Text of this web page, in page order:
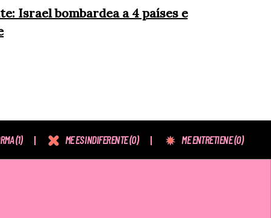
Israel bombardea a 4 países e
(1) ME ES INDIFERENTE(0) ME ENTRETIENE(0)